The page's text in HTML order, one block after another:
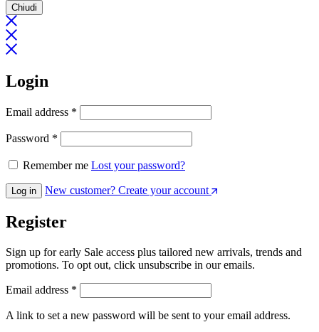
Chiudi
Login
Email address *
Password *
Remember me Lost your password?
Log in New customer? Create your account
Register
Sign up for early Sale access plus tailored new arrivals, trends and
promotions. To opt out, click unsubscribe in our emails.
Email address *
A link to set a new password will be sent to your email address.